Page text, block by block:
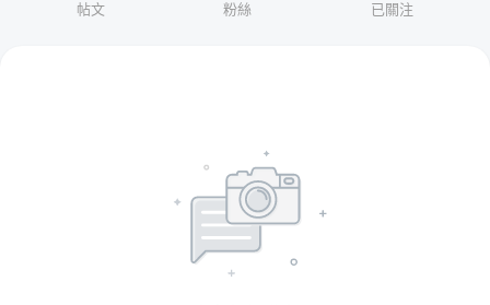
帖文 粉絲 已關注